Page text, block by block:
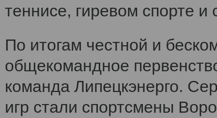
теннисе, гиревом спорте и
По итогам честной и
общекомандное
команда Липецкэнерго.
игр стали спортсмены